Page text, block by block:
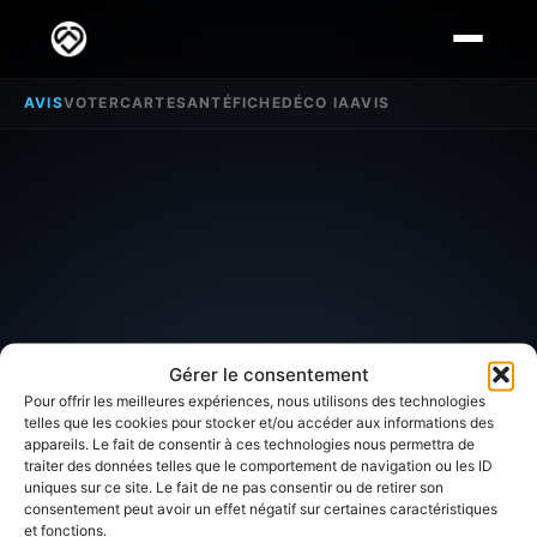
Gérer le consentement
Pour offrir les meilleures expériences, nous utilisons des technologies
telles que les cookies pour stocker et/ou accéder aux informations des
appareils. Le fait de consentir à ces technologies nous permettra de
traiter des données telles que le comportement de navigation ou les ID
uniques sur ce site. Le fait de ne pas consentir ou de retirer son
consentement peut avoir un effet négatif sur certaines caractéristiques
et fonctions.
AVISVOTERCARTESANTÉFICHEDÉCO IAAVIS
SECTEUR D'INTÉRÊT